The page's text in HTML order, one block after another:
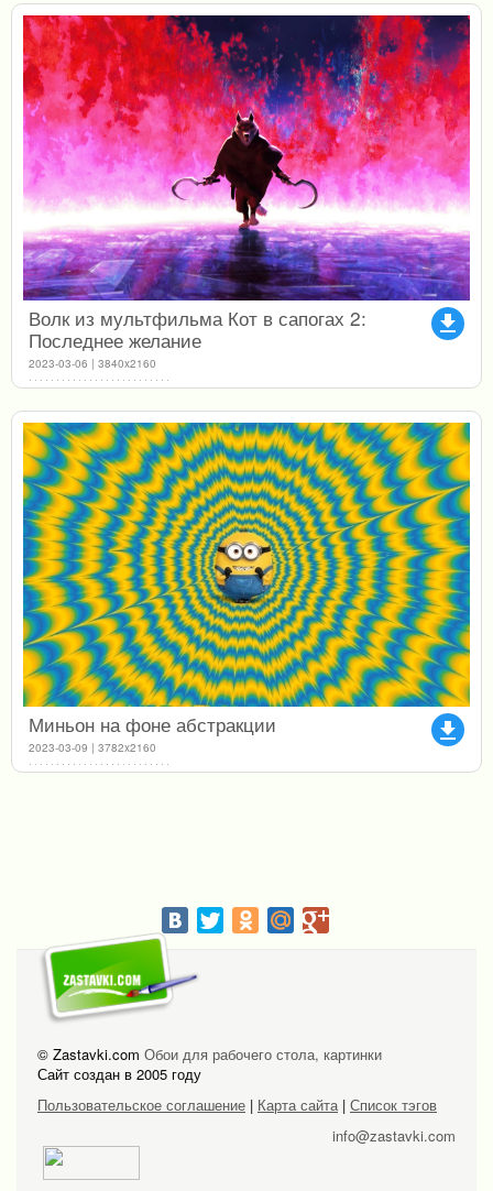
file_download
Волк из мультфильма Кот в сапогах 2:
Последнее желание
2023-03-06 | 3840x2160
file_download
Миньон на фоне абстракции
2023-03-09 | 3782x2160
© Zastavki.com Обои для рабочего стола, картинки
Сайт создан в 2005 году
Пользовательское соглашение | Карта сайта| Список тэгов
info@zastavki.com